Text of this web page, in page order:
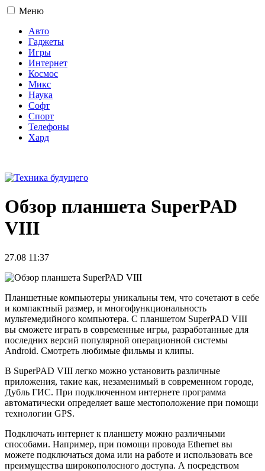
Меню
Авто
Гаджеты
Игры
Интернет
Космос
Микс
Наука
Софт
Спорт
Телефоны
Хард
Обзор планшета SuperPAD
VIII
27.08 11:37
Планшетные компьютеры уникальны тем, что сочетают в себе
и компактный размер, и многофункциональность
мультемедийного компьютера. С планшетом SuperPAD VIII
вы сможете играть в современные игры, разработанные для
последних версий популярной операционной системы
Android. Смотреть любимые фильмы и клипы.
В SuperPAD VIII легко можно установить различные
приложения, такие как, незаменимый в современном городе,
Дубль ГИС. При подключенном интернете программа
автоматически определяет ваше местоположение при помощи
технологии GPS.
Подключать интернет к планшету можно различными
способами. Например, при помощи провода Ethernet вы
можете подключаться дома или на работе и использовать все
преимущества широкополосного доступа. А посредством